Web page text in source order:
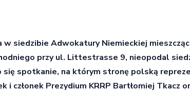
siedzibie Adwokatury Niemieckiej
przy ul. Littestrasse 9, nieopodal
się spotkanie, na którym stronę polską
i członek Prezydium KRRP Bartłomiej Tkacz